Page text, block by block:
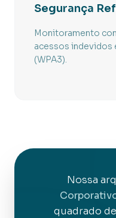
Segurança
Monitoramento
acessos
(WPA3).
Nossa
quadrado